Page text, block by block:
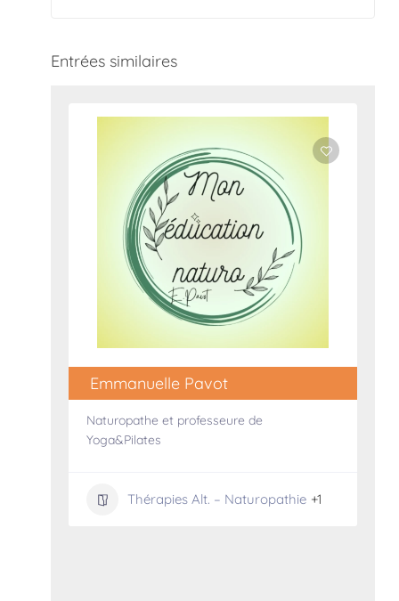
Entrées similaires
Emmanuelle Pavot
Naturopathe et professeure de
Yoga&Pilates
Thérapies Alt. – Naturopathie +1